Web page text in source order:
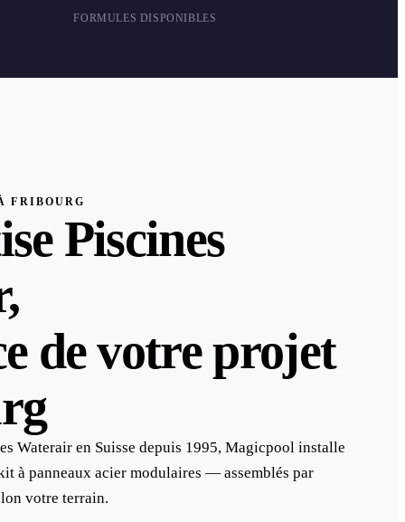
FORMULES DISPONIBLES
FRIBOURG
Piscines
de votre projet
Waterair en Suisse depuis 1995, Magicpool installe
à panneaux acier modulaires — assemblés par
votre terrain.